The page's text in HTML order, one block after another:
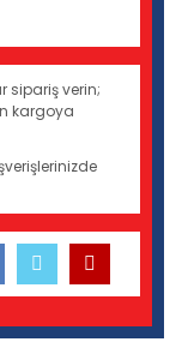
sipariş verin;
kargoya